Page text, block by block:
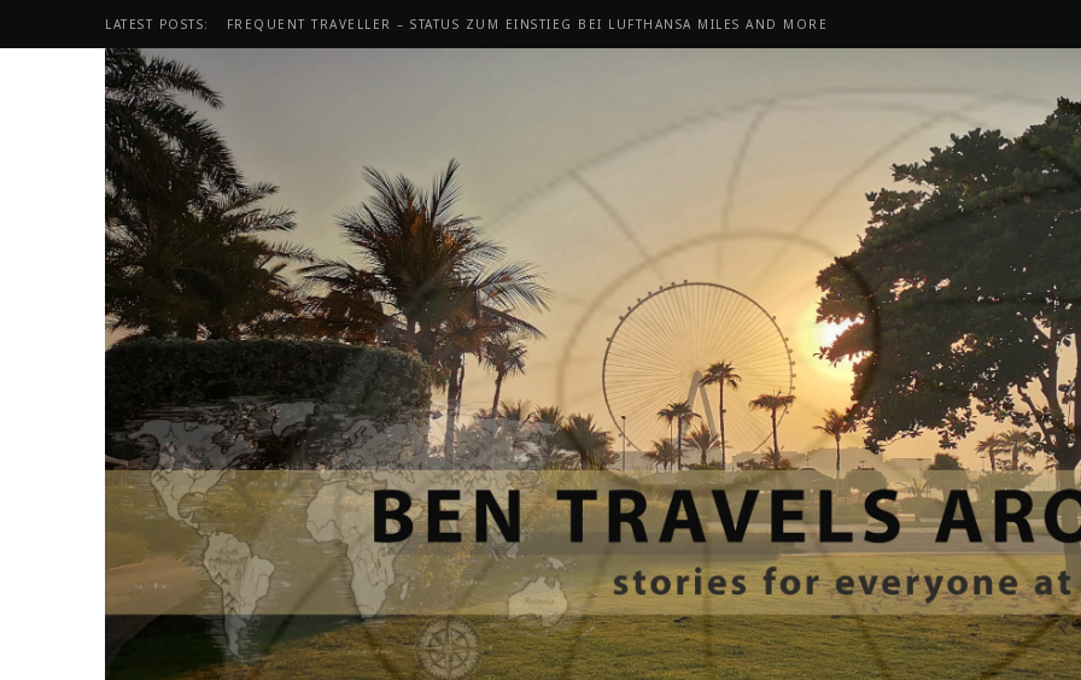
LATEST POSTS: FREQUENT TRAVELLER – STATUS ZUM EINSTIEG BEI LUFTHANSA MILES AND MORE